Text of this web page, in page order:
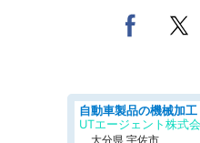
大分県 宇佐市